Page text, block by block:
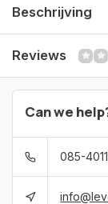
Beschrijving
Reviews
Can we
085-